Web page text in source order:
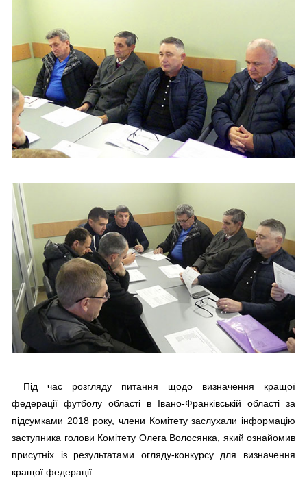
Під час розгляду питання щодо визначення кращої
федерації футболу області в Івано-Франківській області за
підсумками 2018 року, члени Комітету заслухали інформацію
заступника голови Комітету Олега Волосянка, який ознайомив
присутніх із результатами огляду-конкурсу для визначення
кращої федерації.